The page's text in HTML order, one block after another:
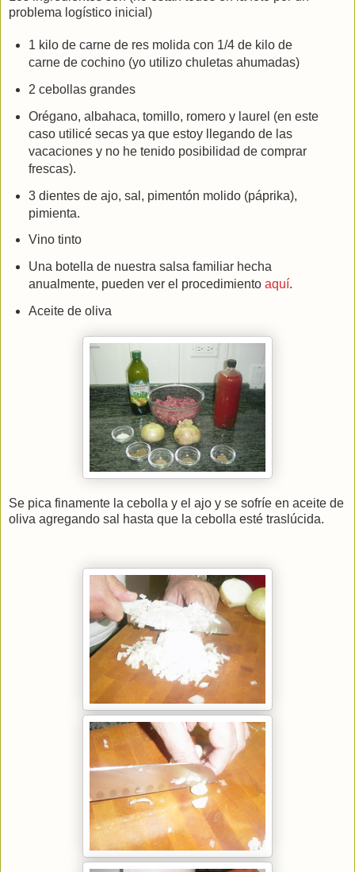
problema logístico inicial)
1 kilo de carne de res molida con 1/4 de kilo de
carne de cochino (yo utilizo chuletas ahumadas)
2 cebollas grandes
Orégano, albahaca, tomillo, romero y laurel (en este
caso utilicé secas ya que estoy llegando de las
vacaciones y no he tenido posibilidad de comprar
frescas).
3 dientes de ajo, sal, pimentón molido (páprika),
pimienta.
Vino tinto
Una botella de nuestra salsa familiar hecha
anualmente, pueden ver el procedimiento aquí.
Aceite de oliva
Se pica finamente la cebolla y el ajo y se sofríe en aceite de
oliva agregando sal hasta que la cebolla esté traslúcida.